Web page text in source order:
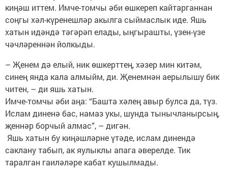
киңәш иттем. Имче-томчы әби өшкереп кайтарганнан
соңгы хәл-күренешләр акылга сыймаслык иде. Яшь
хатын идәндә тәгәрәп елады, ыңгырашты, үзен-үзе
чәчләреннән йолкыды.
– Җенем дә елый, ник өшкерттең, хәзер мин китәм,
синең янда кала алмыйм, ди. Җенемнән аерылышу бик
читен, – ди яшь хатын.
Имче-томчы әби аңа: “Башта хәлең авыр булса да, түз.
Ислам диненә бас, намаз укы, шунда тынычланырсың,
җеннәр борчый алмас”, – дигән.
Яшь хатын бу киңәшләрне үтәде, ислам динендә
саклану табып, ак яулыклы апага әверелде. Тик
таралган гаиләләре кабат кушылмады.